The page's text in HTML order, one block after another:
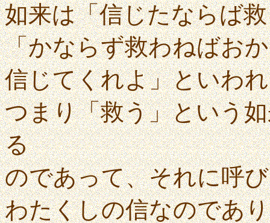
如来は「信じたならば
「かならず救わねばお
信じてくれよ」といわ
つまり「救う」という
る
のであって、それに呼
わたくしの信なのであ